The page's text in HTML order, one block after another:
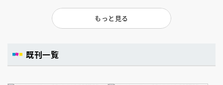
もっと見る
既刊一覧